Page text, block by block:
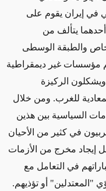
في إيران يقوم على
يتألف من
والطبقة الوسطى
مؤسسات غير ديمقراطية
الركيزة
للغرب. ومن خلال
السياسية بين هذين
في كثير من الأحيان
إيجاد مخرج من الأزمات
في التعامل مع
"المعتدلين" أو تؤذيهم.